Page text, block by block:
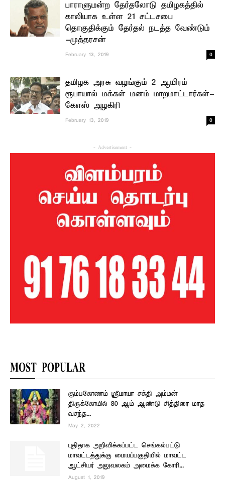
பாராளுமன்ற தேர்தலோடு தமிழகத்தில்
காலியாக உள்ள 21 சட்டசபை
தொகுதிக்கும் தேர்தல் நடத்த வேண்டும்
-முத்தரசன்
February 13, 2019 0
தமிழக அரசு வழங்கும் 2 ஆயிரம்
ரூபாயால் மக்கள் மனம் மாறமாட்டார்கள்-
கேஎஸ் அழகிரி
February 13, 2019 0
- Advertisement -
MOST POPULAR
கும்பகோணம் ஸ்ரீமாயா சக்தி அம்மன்
திருக்கோயில் 80 ஆம் ஆண்டு சித்திரை மாத
வசந்த...
May 2, 2022
புதிதாக அறிவிக்கப்பட்ட செங்கல்பட்டு
மாவட்டத்துக்கு மையப்பகுதியில் மாவட்ட
ஆட்சியர் அலுவலகம் அமைக்க கோரி...
August 1, 2019